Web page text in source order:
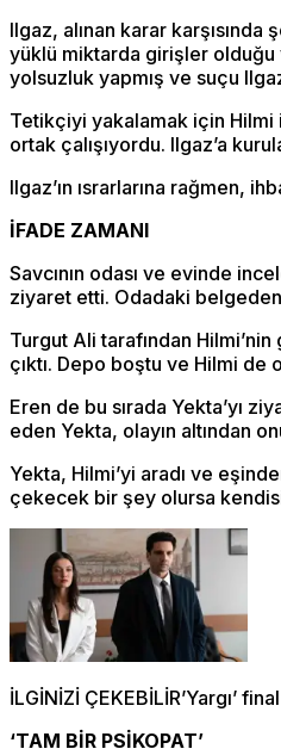
Ilgaz, alınan karar karşısında
yüklü miktarda girişler olduğu
yolsuzluk yapmış ve suçu
Tetikçiyi yakalamak için Hilmi
ortak çalışıyordu. Ilgaz’a
Ilgaz’ın ısrarlarına rağmen,
İFADE ZAMANI
Savcının odası ve evinde
ziyaret etti. Odadaki
Turgut Ali tarafından Hilmi’nin
çıktı. Depo boştu ve Hilmi de
Eren de bu sırada Yekta’yı
eden Yekta, olayın altından
Yekta, Hilmi’yi aradı ve
çekecek bir şey olursa
İLGİNİZİ ÇEKEBİLİR’Yargı’
‘TAM BİR PSİKOPAT’